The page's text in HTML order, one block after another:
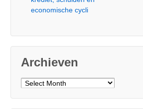
economische cycli
Archieven
Archieven